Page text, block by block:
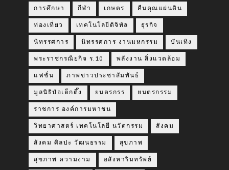
การศึกษา กีฬา เกษตร คืนคุณแผ่นดิน
ท่องเที่ยว เทคโนโลยีดิจิทัล ธุรกิจ
นิทรรศการ นิทรรศการ งานมหกรรม บันเทิง
พระราชกรณียกิจ ร.10 พลังงาน สิ่งแวดล้อม
แฟชั่น ภาพข่าวประชาสัมพันธ์
มูลนิธิป่อเต็กตึ๊ง ยนตรกรร ยนตรกรรม
ราชการ องค์การมหาชน
วิทยาศาสตร์ เทคโนโลยี นวัตกรรม สังคม
สังคม ศิลปะ วัฒนธรรม สุขภาพ
สุขภาพ ความงาม อสังหาริมทรัพย์